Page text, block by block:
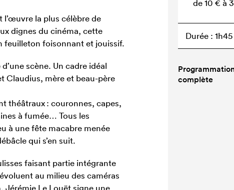
l’œuvre la plus célèbre de
dignes du cinéma, cette
feuilleton foisonnant et jouissif.
scène. Un cadre idéal
Claudius, mère et beau-père
théâtraux : couronnes, capes,
à fumée… Tous les
à une fête macabre menée
qui s’en suit.
faisant partie intégrante
au milieu des caméras
Le Louët signe une
de 10 € à
Durée : 1h45
complète